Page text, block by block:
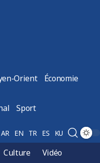
Orient Économie
Sport
AR EN TR ES KU
Culture
Vidéo